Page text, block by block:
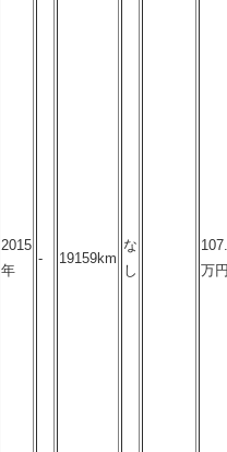
2015
年
- 19159km
な
し
万円